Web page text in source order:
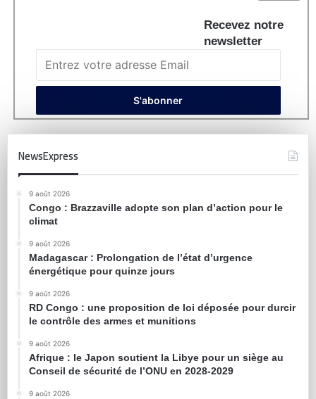
Recevez notre
newsletter
NewsExpress
9 août 2026
Congo : Brazzaville adopte son plan d’action pour le
climat
9 août 2026
Madagascar : Prolongation de l’état d’urgence
énergétique pour quinze jours
9 août 2026
RD Congo : une proposition de loi déposée pour durcir
le contrôle des armes et munitions
9 août 2026
Afrique : le Japon soutient la Libye pour un siège au
Conseil de sécurité de l’ONU en 2028-2029
9 août 2026